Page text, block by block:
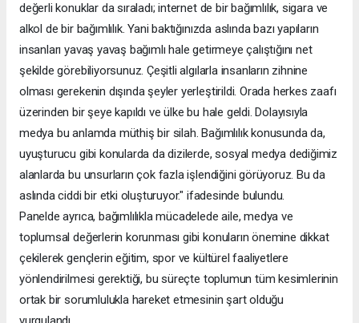
değerli konuklar da sıraladı; internet de bir bağımlılık, sigara ve
alkol de bir bağımlılık. Yani baktığınızda aslında bazı yapıların
insanları yavaş yavaş bağımlı hale getirmeye çalıştığını net
şekilde görebiliyorsunuz. Çeşitli algılarla insanların zihnine
olması gerekenin dışında şeyler yerleştirildi. Orada herkes zaafı
üzerinden bir şeye kapıldı ve ülke bu hale geldi. Dolayısıyla
medya bu anlamda müthiş bir silah. Bağımlılık konusunda da,
uyuşturucu gibi konularda da dizilerde, sosyal medya dediğimiz
alanlarda bu unsurların çok fazla işlendiğini görüyoruz. Bu da
aslında ciddi bir etki oluşturuyor." ifadesinde bulundu.
Panelde ayrıca, bağımlılıkla mücadelede aile, medya ve
toplumsal değerlerin korunması gibi konuların önemine dikkat
çekilerek gençlerin eğitim, spor ve kültürel faaliyetlere
yönlendirilmesi gerektiği, bu süreçte toplumun tüm kesimlerinin
ortak bir sorumlulukla hareket etmesinin şart olduğu